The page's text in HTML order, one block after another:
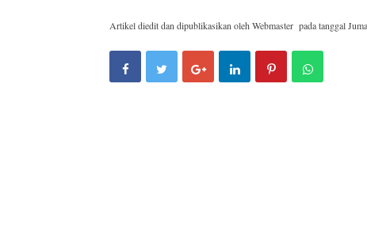
Artikel diedit dan dipublikasikan oleh Webmaster pada tanggal